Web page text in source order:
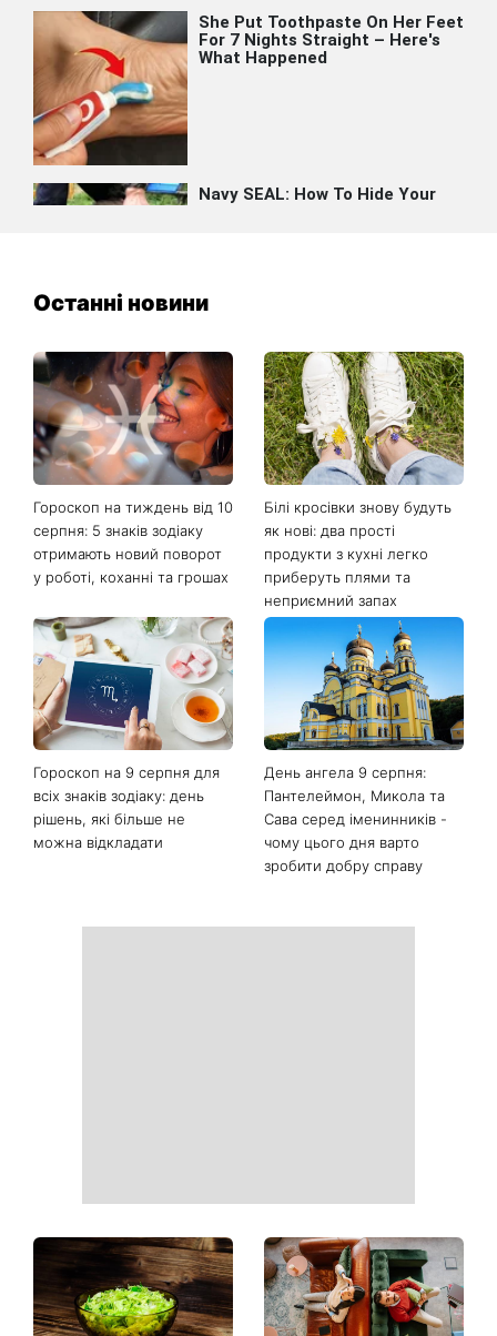
Останні новини
Гороскоп на 9 серпня для
всіх знаків зодіаку: день
рішень, які більше не
можна відкладати
День ангела 9 серпня:
Пантелеймон, Микола та
Сава серед іменинників -
чому цього дня варто